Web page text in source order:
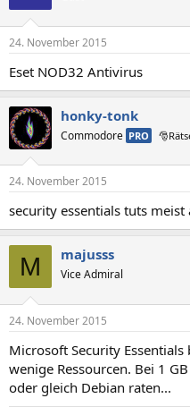
24. November 2015
Eset NOD32 Antivirus
honky-tonk
Commodore PRO
24. November 2015
security essentials tuts meist
M majusss
Vice Admiral
24. November 2015
Microsoft Security
wenige Ressourcen. Bei 1
oder gleich Debian raten...